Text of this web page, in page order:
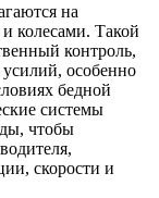
на
колесами. Такой
контроль,
особенно
бедной
системы
чтобы
скорости и